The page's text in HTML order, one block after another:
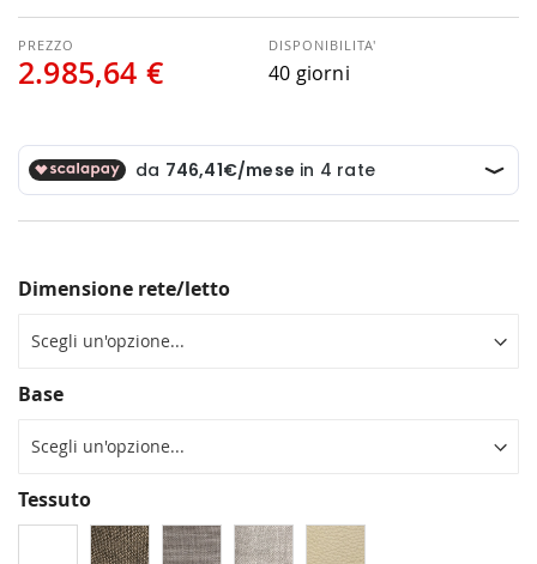
2.985,64 €
DISPONIBILITA'
40 giorni
Dimensione rete/letto
Base
Tessuto